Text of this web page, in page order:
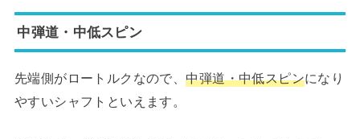
中弾道・中低スピン
先端側がロートルクなので、中弾道・中低スピンになり
やすいシャフトといえます。